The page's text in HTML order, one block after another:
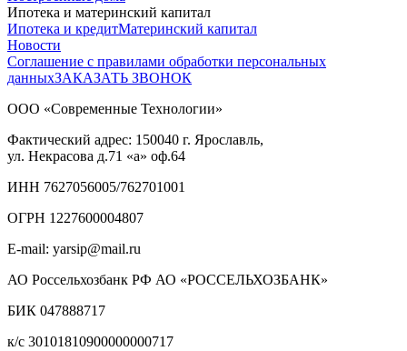
Ипотека и материнский капитал
Ипотека и кредитМатеринский капитал
Новости
Соглашение с правилами обработки персональных
данныхЗАКАЗАТЬ ЗВОНОК
ООО «Современные Технологии»
Фактический адрес: 150040 г. Ярославль,
ул. Некрасова д.71 «а» оф.64
ИНН 7627056005/762701001
ОГРН 1227600004807
E-mail: yarsip@mail.ru
АО Россельхозбанк РФ АО «РОССЕЛЬХОЗБАНК»
БИК 047888717
к/с 30101810900000000717